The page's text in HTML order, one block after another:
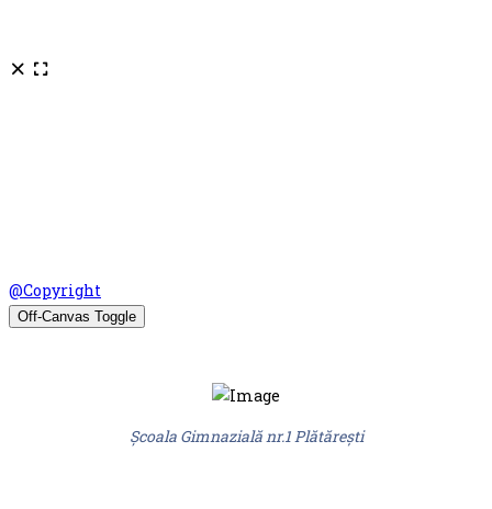
@Copyright
Off-Canvas Toggle
Şcoala Gimnazială nr.1 Plătărești